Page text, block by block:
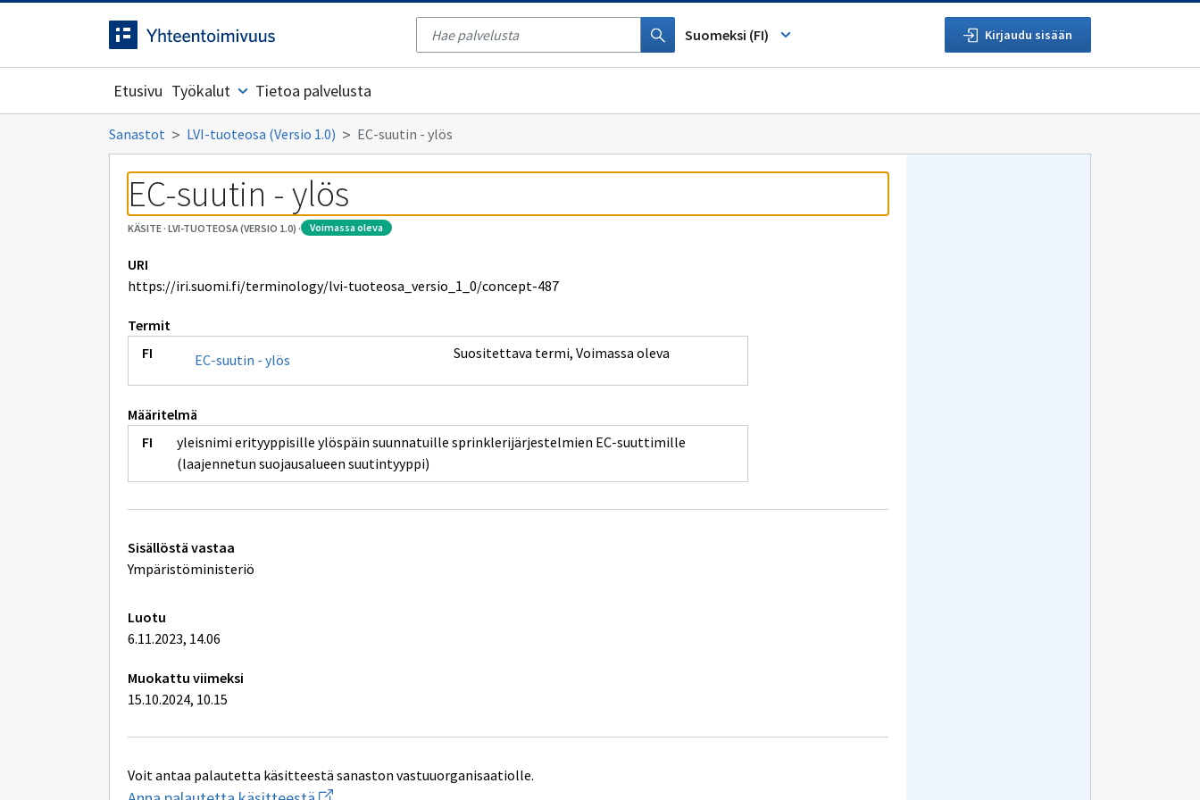
Siirrytty
Tyhjennä
haku
Suomeksi (FI) Kirjaudu sisään
Etusivu Työkalut Tietoa palvelusta
Sanastot LVI-tuoteosa (Versio 1.0) EC-suutin - ylös
EC-suutin - ylös
KÄSITE· LVI-TUOTEOSA (VERSIO 1.0) · voimassa oleva
URI
https://iri.suomi.fi/terminology/lvi-tuoteosa_versio_1_0/concept-487
Termit
EC-suutin - ylös
Suositettava termi, Voimassa oleva
Määritelmä
yleisnimi erityyppisille ylöspäin suunnatuille sprinklerijärjestelmien EC-suuttimille
(laajennetun suojausalueen suutintyyppi)
Tekniset
lisätiedot
Sisällöstä vastaa
Ympäristöministeriö
Luotu
6.11.2023, 14.06
Muokattu viimeksi
15.10.2024, 10.15
Voit antaa palautetta käsitteestä sanaston vastuuorganisaatiolle.
Aloita